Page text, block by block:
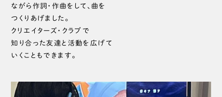
ながら作詞・作曲をして、曲を
つくりあげました。
クリエイターズ・クラブで
知り合った友達と活動を広げて
いくこともできます。